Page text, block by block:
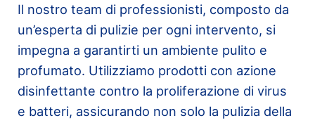
Il nostro team di professionisti, composto da
un’esperta di pulizie per ogni intervento, si
impegna a garantirti un ambiente pulito e
profumato. Utilizziamo prodotti con azione
disinfettante contro la proliferazione di virus
e batteri, assicurando non solo la pulizia della